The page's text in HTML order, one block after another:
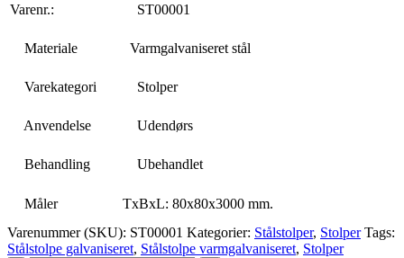
Varenr.: ST00001
Materiale Varmgalvaniseret stål
Varekategori Stolper
Anvendelse Udendørs
Behandling Ubehandlet
Måler
TxBxL: 80x80x3000 mm.
Varenummer (SKU): ST00001 Kategorier: Stålstolper, Stolper Tags:
Stålstolpe galvaniseret, Stålstolpe varmgalvaniseret, Stolper